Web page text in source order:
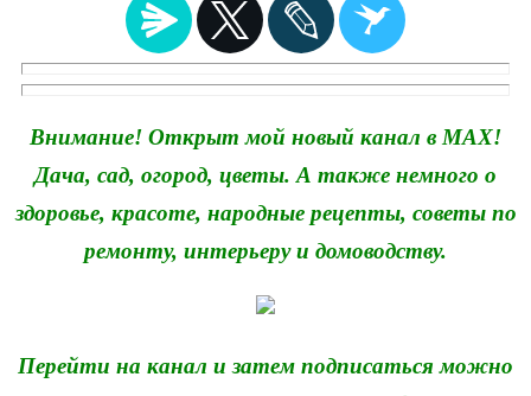
Внимание! Открыт мой новый канал в MAX!
Дача, сад, огород, цветы. А также немного о
здоровье, красоте, народные рецепты, советы по
ремонту, интерьеру и домоводству.
Перейти на канал и затем подписаться можно